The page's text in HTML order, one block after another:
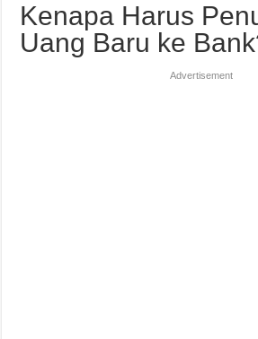
Kenapa Harus
Uang Baru ke
Advertisement